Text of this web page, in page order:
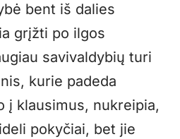
bent iš dalies
grįžti po ilgos
savivaldybių turi
kurie padeda
į klausimus, nukreipia,
pokyčiai, bet jie